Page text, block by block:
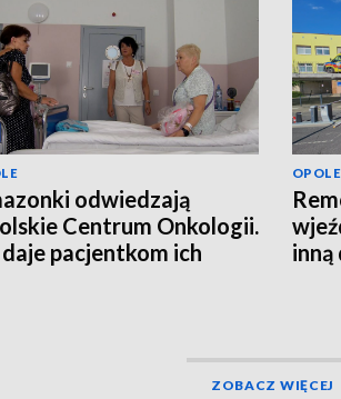
odwiedzają
Centrum Onkologii.
pacjentkom ich
OPOLE
inną
ZOBACZ WIĘCEJ